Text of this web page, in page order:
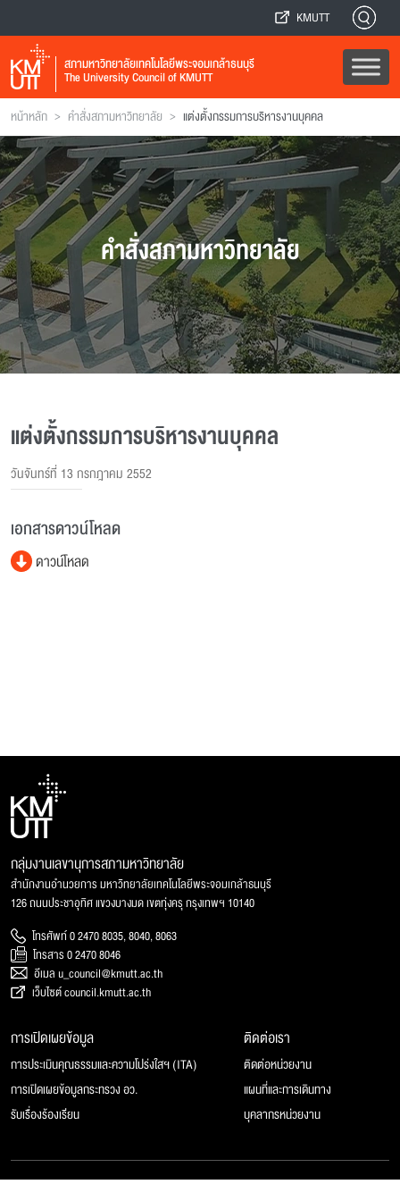
KMUTT
สภามหาวิทยาลัยเทคโนโลยีพระจอมเกล้าธนบุรี
The University Council of KMUTT
หน้าหลัก > คำสั่งสภามหาวิทยาลัย > แต่งตั้งกรรมการบริหารงานบุคคล
คำสั่งสภามหาวิทยาลัย
แต่งตั้งกรรมการบริหารงานบุคคล
วันจันทร์ที่ 13 กรกฎาคม 2552
เอกสารดาวน์โหลด
ดาวน์โหลด
กลุ่มงานเลขานุการสภามหาวิทยาลัย
สำนักงานอำนวยการ มหาวิทยาลัยเทคโนโลยีพระจอมเกล้าธนบุรี
126 ถนนประชาอุทิศ แขวงบางมด เขตทุ่งครุ กรุงเทพฯ 10140
โทรศัพท์ 0 2470 8035, 8040, 8063
โทรสาร 0 2470 8046
อีเมล u_council@kmutt.ac.th
เว็บไซต์ council.kmutt.ac.th
การเปิดเผยข้อมูล
การประเมินคุณธรรมและความโปร่งใสฯ (ITA)
การเปิดเผยข้อมูลกระทรวง อว.
รับเรื่องร้องเรียน
ติดต่อเรา
ติดต่อหน่วยงาน
แผนที่และการเดินทาง
บุคลากรหน่วยงาน